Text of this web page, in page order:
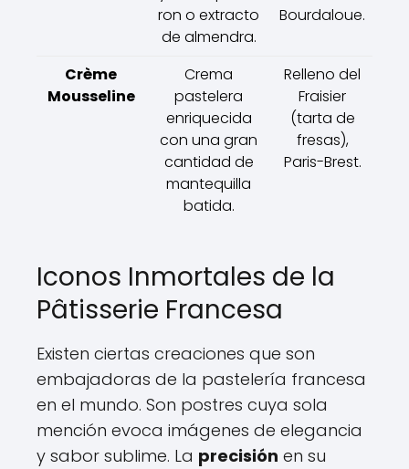
ron o extracto
de almendra.
Bourdaloue.
Crème
Mousseline
Crema
pastelera
enriquecida
con una gran
cantidad de
mantequilla
batida.
Relleno del
Fraisier
(tarta de
fresas),
Paris-Brest.
Iconos Inmortales de la
Pâtisserie Francesa
Existen ciertas creaciones que son
embajadoras de la pastelería francesa
en el mundo. Son postres cuya sola
mención evoca imágenes de elegancia
y sabor sublime. La precisión en su